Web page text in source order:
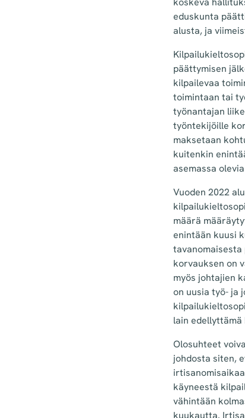
eduskunta
alusta, ja
päättymisen
kilpailevaa
toimintaan tai
työnantajan
työntekijöille
maksetaan
kuitenkin
asemassa
Vuoden 2022
määrä
enintään kuusi
korvauksen on
myös johtajien
on uusia työ- ja
lain edellyttämä
Olosuhteet
johdosta siten,
käyneestä
vähintään
kuukautta.